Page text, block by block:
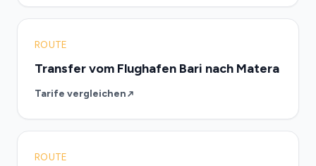
ROUTE
Transfer vom Flughafen Bari nach Matera
Tarife vergleichen
ROUTE